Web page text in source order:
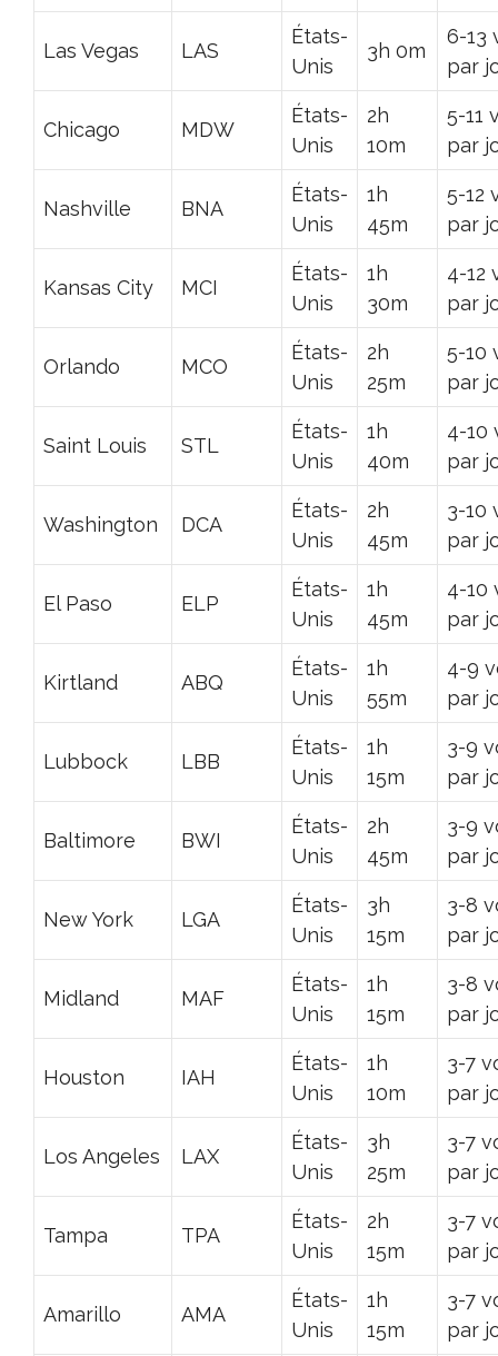
Las Vegas LAS
États-
Unis
3h 0m
6-13
par
Chicago MDW
États-
Unis
2h
10m
5-11
par
Nashville BNA
États-
Unis
1h
45m
5-12
par
Kansas City MCI
États-
Unis
1h
30m
4-12
par
Orlando MCO
États-
Unis
2h
25m
5-10
par
Saint Louis STL
États-
Unis
1h
40m
4-10
par
Washington DCA
États-
Unis
2h
45m
3-10
par
El Paso ELP
États-
Unis
1h
45m
4-10
par
Kirtland ABQ
États-
Unis
1h
55m
4-9
par
Lubbock LBB
États-
Unis
1h
15m
3-9
par
Baltimore BWI
États-
Unis
2h
45m
3-9
par
New York LGA
États-
Unis
3h
15m
3-8
par
Midland MAF
États-
Unis
1h
15m
3-8
par
Houston IAH
États-
Unis
1h
10m
3-7
par
Los Angeles LAX
États-
Unis
3h
25m
3-7
par
Tampa TPA
États-
Unis
2h
15m
3-7
par
Amarillo AMA
États-
Unis
1h
15m
3-7
par